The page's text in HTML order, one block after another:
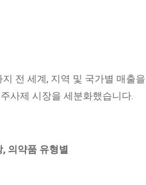
전 세계, 지역 및 국가별 매출
사제 시장을 세분화했습니다.
의약품 유형별